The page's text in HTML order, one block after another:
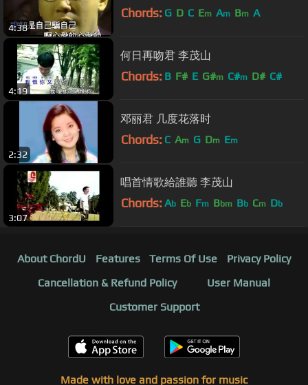
4:38
Chords: G D C Em Am Bm A
4:19
何日再吻君 李茂山
Chords: B F# E G#m C#m D# C#
2:32
邓丽君 几度花落时
Chords: C Am G Dm Em
3:07
唱首情歌給誰聽 李茂山
Chords: Ab Eb Fm Bbm Bb Cm Db
About ChordU Features Terms Of Use
Privacy Policy
Cancellation & Refund Policy
User Manual
Customer Support
Made with love and passion for music